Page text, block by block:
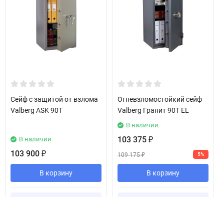
Сейф с защитой от взлома
Valberg ASK 90T
В наличии
103 900 ₽
В корзину
Огневзломостойкий сейф
Valberg Гранит 90T EL
В наличии
103 375 ₽
109 175₽ 5%
В корзину